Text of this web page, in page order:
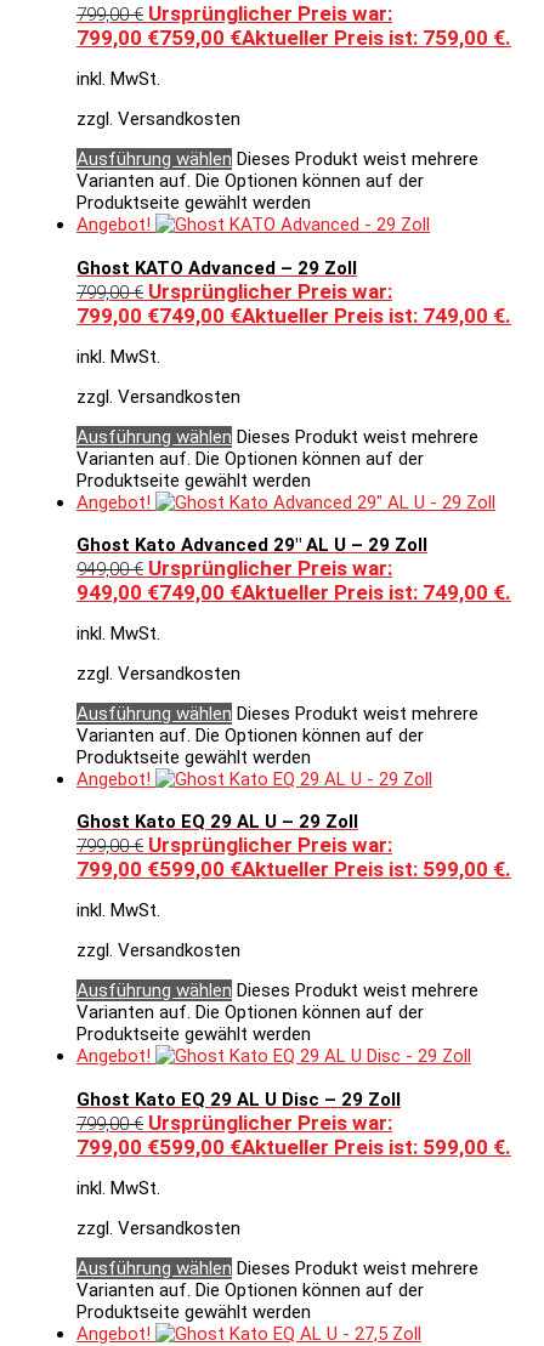
799,00€ Ursprünglicher Preis war:
799,00 €759,00 €Aktueller Preis ist: 759,00 €.
inkl. MwSt.
zzgl. Versandkosten
Ausführung wählen Dieses Produkt weist mehrere
Varianten auf. Die Optionen können auf der
Produktseite gewählt werden
Angebot!
Ghost KATO Advanced – 29 Zoll
799,00€ Ursprünglicher Preis war:
799,00 €749,00 €Aktueller Preis ist: 749,00 €.
inkl. MwSt.
zzgl. Versandkosten
Ausführung wählen Dieses Produkt weist mehrere
Varianten auf. Die Optionen können auf der
Produktseite gewählt werden
Angebot!
Ghost Kato Advanced 29″ AL U – 29 Zoll
949,00€ Ursprünglicher Preis war:
949,00 €749,00 €Aktueller Preis ist: 749,00 €.
inkl. MwSt.
zzgl. Versandkosten
Ausführung wählen Dieses Produkt weist mehrere
Varianten auf. Die Optionen können auf der
Produktseite gewählt werden
Angebot!
Ghost Kato EQ 29 AL U – 29 Zoll
799,00€ Ursprünglicher Preis war:
799,00 €599,00 €Aktueller Preis ist: 599,00 €.
inkl. MwSt.
zzgl. Versandkosten
Ausführung wählen Dieses Produkt weist mehrere
Varianten auf. Die Optionen können auf der
Produktseite gewählt werden
Angebot!
Ghost Kato EQ 29 AL U Disc – 29 Zoll
799,00€ Ursprünglicher Preis war:
799,00 €599,00 €Aktueller Preis ist: 599,00 €.
inkl. MwSt.
zzgl. Versandkosten
Ausführung wählen Dieses Produkt weist mehrere
Varianten auf. Die Optionen können auf der
Produktseite gewählt werden
Angebot!